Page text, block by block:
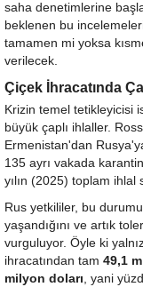
saha denetimlerine
beklenen bu
tamamen mi yoksa
verilecek.
Çiçek İhracatında
Krizin temel tetikleyicisi
büyük çaplı ihlaller.
Ermenistan'dan
135 ayrı vakada
yılın (2025) toplam ihlal
Rus yetkililer, bu
yaşandığını ve artık
vurguluyor. Öyle ki
ihracatından tam 49,1
milyon doları, yani